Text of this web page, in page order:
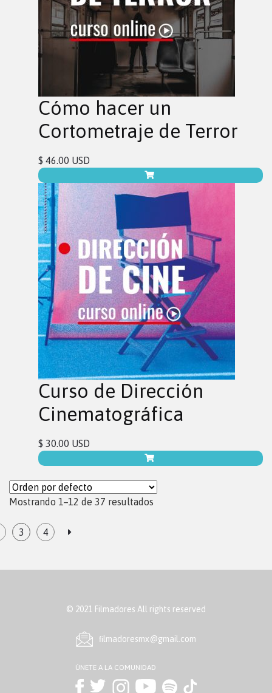
Cómo hacer un
Cortometraje de Terror
$ 46.00 USD
Curso de Dirección
Cinematográfica
$ 30.00 USD
Mostrando 1–12 de 37 resultados
3 4
© 2021 Filmadores All rights reserved
ﬁlmadoresmx@gmail.com
ÚNETE A LA COMUNIDAD